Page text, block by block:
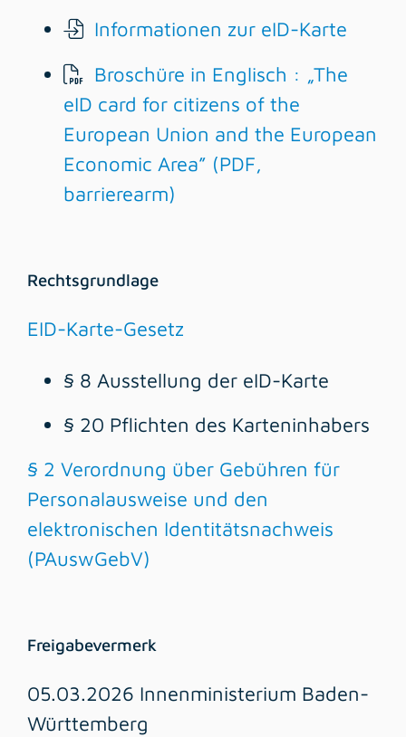
Informationen zur eID-Karte
Broschüre in Englisch : „The
eID card for citizens of the
European Union and the European
Economic Area” (PDF,
barrierearm)
Rechtsgrundlage
EID-Karte-Gesetz
§ 8 Ausstellung der eID-Karte
§ 20 Pflichten des Karteninhabers
§ 2 Verordnung über Gebühren für
Personalausweise und den
elektronischen Identitätsnachweis
(PAuswGebV)
Freigabevermerk
05.03.2026 Innenministerium Baden-
Württemberg